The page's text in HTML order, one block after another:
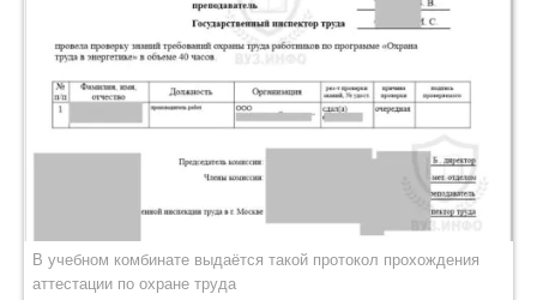
В учебном комбинате выдаётся такой протокол прохождения
аттестации по охране труда